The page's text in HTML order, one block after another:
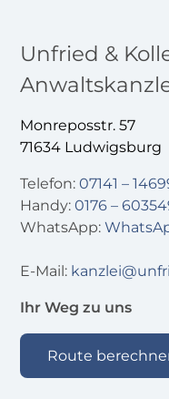
Unfried &
Monreposstr. 57
71634 Ludwigsburg
Telefon:07141 –
Handy:0176 –
WhatsApp:
E-Mail:
Ihr Weg zu uns
Route